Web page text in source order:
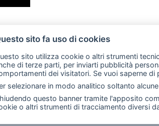
- Whatsapp: 351 3481257 - E-
CasateOnline RSS
Cookie policy Rivedi le tue scelte sui
S.r.l. - Tutti i diritti riservati. E'
sito fa uso di cookies
sito utilizza cookie o altri strumenti
di terze parti, per inviarti pubblicità
dei visitatori. Se vuoi saperne di
selezionare in modo analitico soltanto
questo banner tramite l'apposito
o altri strumenti di tracciamento diversi